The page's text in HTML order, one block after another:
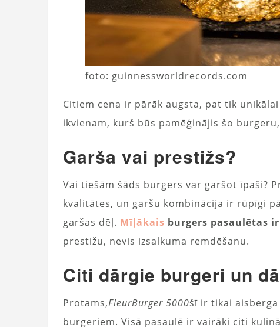
foto: guinnessworldrecords.com
Citiem cena ir pārāk augsta, pat tik
ikvienam, kurš būs pamēģinājis šo
Garša vai prestižs?
Vai tiešām šāds burgers var garšot īpaši?
kvalitātes, un garšu kombinācija ir rūpīgi
garšas dēļ. Mīļākais burgers pasaulētas
prestižu, nevis izsalkuma remdēšanu.
Citi dārgie burgeri un
Protams,FleurBurger 5000šī ir tikai
burgeriem. Visā pasaulē ir vairāki citi